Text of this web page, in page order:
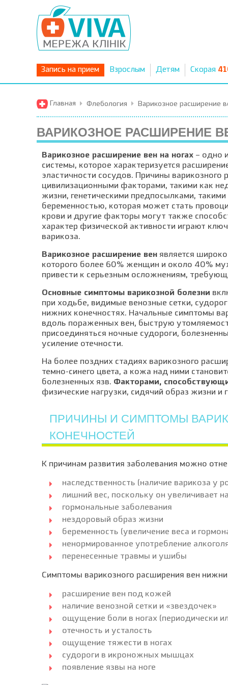
Запись на прием Взрослым Детям Скорая
Главная Флебология Варикозное расширение
ВАРИКОЗНОЕ РАСШИРЕНИЕ
Варикозное расширение вен на ногах – одно
системы, которое характеризуется
эластичности сосудов. Причины
цивилизационными факторами, такими как
жизни, генетическими предпосылками,
беременностью, которая может стать
крови и другие факторы могут также
характер физической активности играют
варикоза.
Варикозное расширение вен является
которого более 60% женщин и около 40%
привести к серьезным осложнениям,
Основные симптомы варикозной болезни
при ходьбе, видимые венозные сетки,
нижних конечностях. Начальные симптомы
вдоль пораженных вен, быструю
присоединяться ночные судороги,
усиление отечности.
На более поздних стадиях варикозного
темно-синего цвета, а кожа над ними
болезненных язв. Факторами,
физические нагрузки, сидячий образ жизни и
ПРИЧИНЫ И СИМПТОМЫ
КОНЕЧНОСТЕЙ
К причинам развития заболевания можно
наследственность (наличие варикоза у
лишний вес, поскольку он увеличивает
гормональные заболевания
нездоровый образ жизни
беременность (увеличение веса и
ненормированное употребление
перенесенные травмы и ушибы
Симптомы варикозного расширения вен
расширение вен под кожей
наличие венозной сетки и «звездочек»
ощущение боли в ногах (периодически
отечность и усталость
ощущение тяжести в ногах
судороги в икроножных мышцах
появление язвы на ноге